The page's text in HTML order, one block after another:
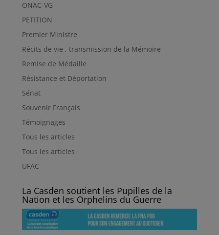
ONAC-VG
PETITION
Premier Ministre
Récits de vie , transmission de la Mémoire
Remise de Médaille
Résistance et Déportation
Sénat
Souvenir Français
Témoignages
Tous les articles
Tous les articles
UFAC
La Casden soutient les Pupilles de la
Nation et les Orphelins du Guerre